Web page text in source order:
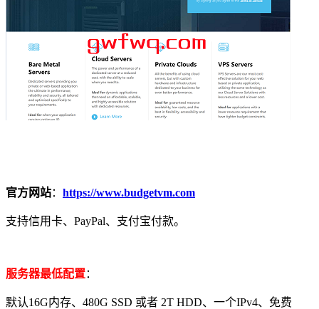
官方网站： https://www.budgetvm.com
支持信用卡、PayPal、支付宝付款。
服务器最低配置：
默认16G内存、480G SSD 或者 2T HDD、一个IPv4、免费